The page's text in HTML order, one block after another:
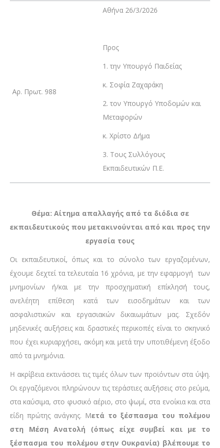
Αρ. Πρωτ. 988
Αθήνα 26/3/2026
Προς
1. την Υπουργό Παιδείας
κ. Σοφία Ζαχαράκη
2. τον Υπουργό Υποδομών και
Μεταφορών
κ. Χρίστο Δήμα
3. Τους Συλλόγους
Εκπαιδευτικών Π.Ε.
Θέμα: Αίτημα απαλλαγής από τα διόδια σε
εκπαιδευτικούς που μετακινούνται από και προς την
εργασία τους
Οι εκπαιδευτικοί, όπως και το σύνολο των εργαζομένων,
έχουμε δεχτεί τα τελευταία 16 χρόνια, με την εφαρμογή των
μνημονίων ή/και με την προσχηματική επίκλησή τους,
ανελέητη επίθεση κατά των εισοδημάτων και των
ασφαλιστικών και εργασιακών δικαιωμάτων μας. Σχεδόν
μηδενικές αυξήσεις και δραστικές περικοπές είναι το σκηνικό
που έχει κυριαρχήσει, ακόμη και μετά την υποτιθέμενη έξοδο
από τα μνημόνια.
Η ακρίβεια εκτινάσσει τις τιμές όλων των προϊόντων στα ύψη.
Οι εργαζόμενοι πληρώνουν τις τεράστιες αυξήσεις στο ρεύμα,
στα καύσιμα, στο φυσικό αέριο, στο ψωμί, στα ενοίκια και στα
είδη πρώτης ανάγκης. Μετά το ξέσπασμα του πολέμου
στη Μέση Ανατολή (όπως είχε συμβεί και με το
ξέσπασμα του πολέμου στην Ουκρανία) βλέπουμε το